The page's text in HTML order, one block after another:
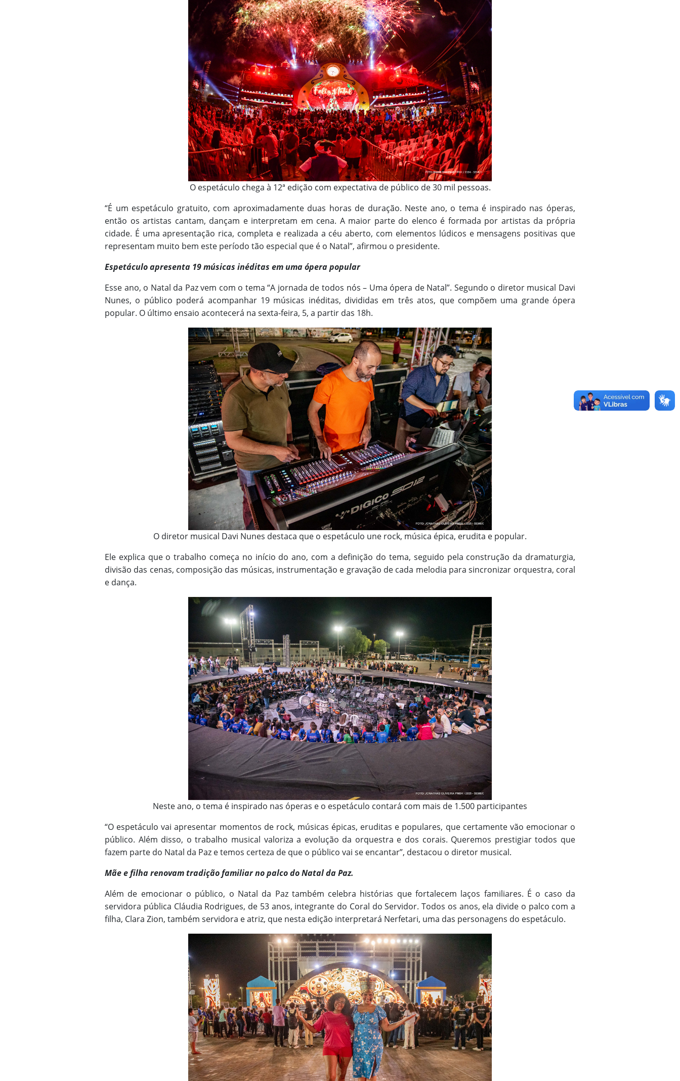
O espetáculo chega à 12ª edição com expectativa de público de 30 mil pessoas.
“É um espetáculo gratuito, com aproximadamente duas horas de duração. Neste ano, o tema é inspirado nas óperas,
então os artistas cantam, dançam e interpretam em cena. A maior parte do elenco é formada por artistas da própria
cidade. É uma apresentação rica, completa e realizada a céu aberto, com elementos lúdicos e mensagens positivas que
representam muito bem este período tão especial que é o Natal”, afirmou o presidente.
Espetáculo apresenta 19 músicas inéditas em uma ópera popular
Esse ano, o Natal da Paz vem com o tema “A jornada de todos nós – Uma ópera de Natal”. Segundo o diretor musical Davi
Nunes, o público poderá acompanhar 19 músicas inéditas, divididas em três atos, que compõem uma grande ópera
popular. O último ensaio acontecerá na sexta-feira, 5, a partir das 18h.
O diretor musical Davi Nunes destaca que o espetáculo une rock, música épica, erudita e popular.
Ele explica que o trabalho começa no início do ano, com a definição do tema, seguido pela construção da dramaturgia,
divisão das cenas, composição das músicas, instrumentação e gravação de cada melodia para sincronizar orquestra, coral
e dança.
Neste ano, o tema é inspirado nas óperas e o espetáculo contará com mais de 1.500 participantes
“O espetáculo vai apresentar momentos de rock, músicas épicas, eruditas e populares, que certamente vão emocionar o
público. Além disso, o trabalho musical valoriza a evolução da orquestra e dos corais. Queremos prestigiar todos que
fazem parte do Natal da Paz e temos certeza de que o público vai se encantar”, destacou o diretor musical.
Mãe e filha renovam tradição familiar no palco do Natal da Paz.
Além de emocionar o público, o Natal da Paz também celebra histórias que fortalecem laços familiares. É o caso da
servidora pública Cláudia Rodrigues, de 53 anos, integrante do Coral do Servidor. Todos os anos, ela divide o palco com a
filha, Clara Zion, também servidora e atriz, que nesta edição interpretará Nerfetari, uma das personagens do espetáculo.